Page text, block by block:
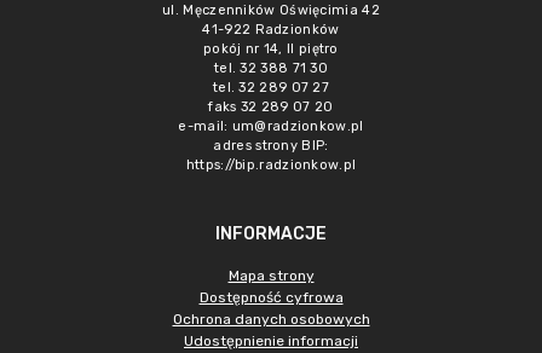
ul. Męczenników Oświęcimia 42
41-922 Radzionków
pokój nr 14, II piętro
tel. 32 388 71 30
tel. 32 289 07 27
faks 32 289 07 20
e-mail: um@radzionkow.pl
adres strony BIP:
https://bip.radzionkow.pl
INFORMACJE
Mapa strony
Dostępność cyfrowa
Ochrona danych osobowych
Udostępnienie informacji